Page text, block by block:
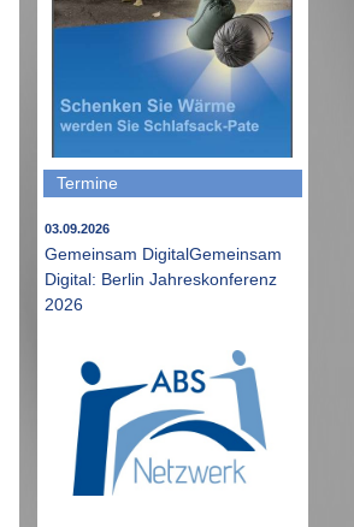
Termine
03.09.2026
Gemeinsam DigitalGemeinsam
Digital: Berlin Jahreskonferenz
2026